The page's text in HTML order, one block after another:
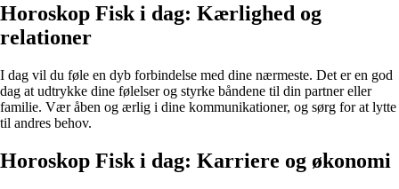
Horoskop Fisk i dag: Kærlighed og
relationer
I dag vil du føle en dyb forbindelse med dine nærmeste. Det er en god
dag at udtrykke dine følelser og styrke båndene til din partner eller
familie. Vær åben og ærlig i dine kommunikationer, og sørg for at lytte
til andres behov.
Horoskop Fisk i dag: Karriere og økonomi